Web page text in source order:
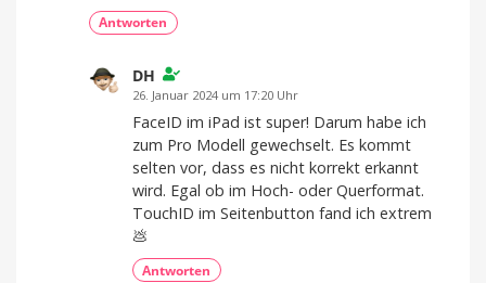
Antworten
DH
26. Januar 2024 um 17:20 Uhr
FaceID im iPad ist super! Darum habe ich
zum Pro Modell gewechselt. Es kommt
selten vor, dass es nicht korrekt erkannt
wird. Egal ob im Hoch- oder Querformat.
TouchID im Seitenbutton fand ich extrem
💩
Antworten